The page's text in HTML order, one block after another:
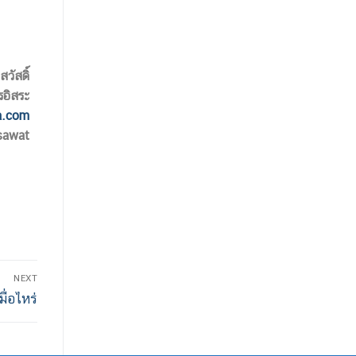
วัสดิ์
สระ
NEXT
อไหร่